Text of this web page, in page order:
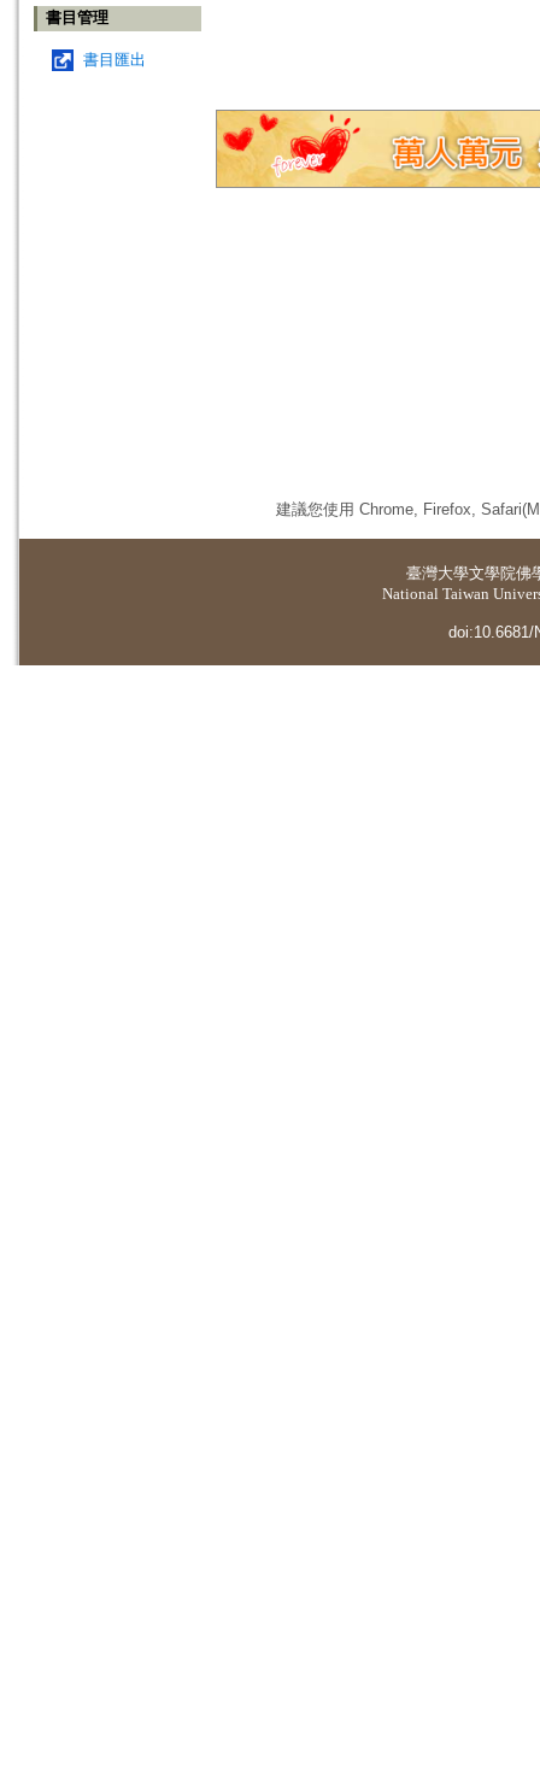
書目管理
書目匯出
建議您使用 Chrome, Firefox,
臺灣大學文學院佛
National Taiwan
doi:10.6681/